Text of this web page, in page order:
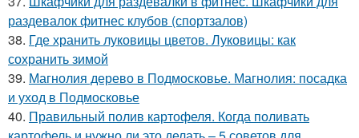
раздевалок фитнес клубов (спортзалов)
38. Где хранить луковицы цветов. Луковицы: как
сохранить зимой
39. Магнолия дерево в Подмосковье. Магнолия: посадка
и уход в Подмосковье
40. Правильный полив картофеля. Когда поливать